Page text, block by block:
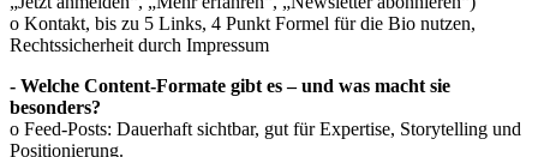
o Kontakt, bis zu 5 Links, 4 Punkt Formel für die Bio nutzen,
Rechtssicherheit durch Impressum
- Welche Content-Formate gibt es – und was macht sie
besonders?
o Feed-Posts: Dauerhaft sichtbar, gut für Expertise, Storytelling und
Positionierung.